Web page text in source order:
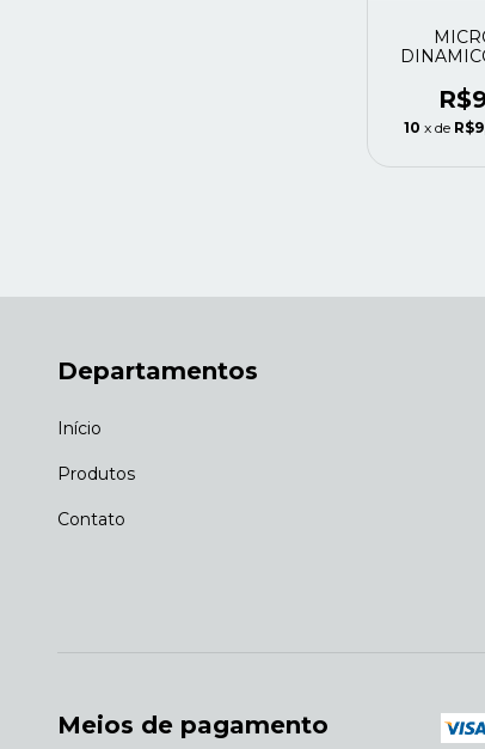
10 x de
Departamentos
Início
Produtos
Contato
Meios de pagamento